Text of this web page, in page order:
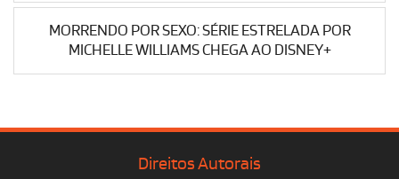
MORRENDO POR SEXO: SÉRIE ESTRELADA POR
MICHELLE WILLIAMS CHEGA AO DISNEY+
Direitos Autorais